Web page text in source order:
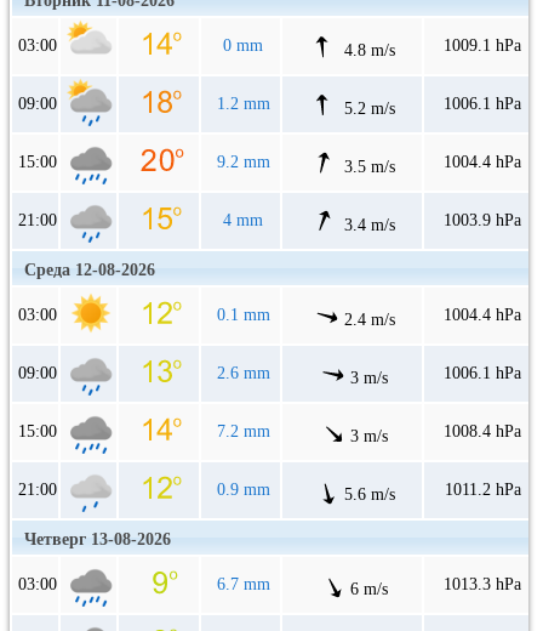
03:00 0 mm 4.8 m/s 1009.1 hPa
09:00 1.2 mm 5.2 m/s 1006.1 hPa
15:00 9.2 mm 3.5 m/s 1004.4 hPa
21:00 4 mm 3.4 m/s 1003.9 hPa
Среда 12-08-2026
03:00 0.1 mm 2.4 m/s 1004.4 hPa
09:00 2.6 mm 3 m/s 1006.1 hPa
15:00 7.2 mm 3 m/s 1008.4 hPa
21:00 0.9 mm 5.6 m/s 1011.2 hPa
Четверг 13-08-2026
03:00 6.7 mm 6 m/s 1013.3 hPa